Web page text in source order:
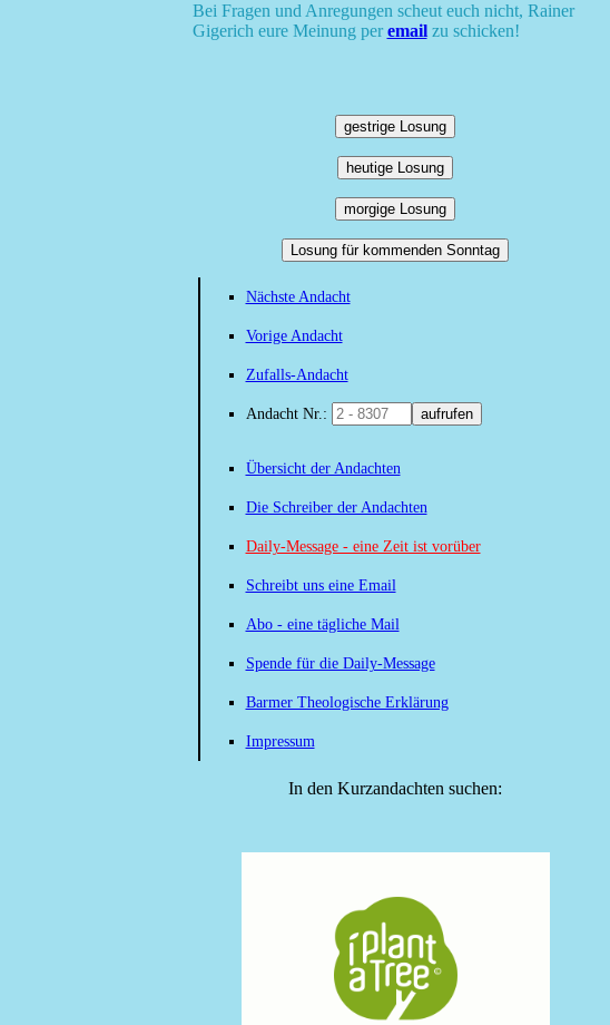
Bei Fragen und Anregungen scheut euch nicht, Rainer
Gigerich eure Meinung peremailzu schicken!
gestrige Losung
heutige Losung
morgige Losung
Losung für kommenden Sonntag
Nächste Andacht
Vorige Andacht
Zufalls-Andacht
Andacht Nr.: aufrufen
Übersicht der Andachten
Die Schreiber der Andachten
Daily-Message - eine Zeit ist vorüber
Schreibt uns eine Email
Abo - eine tägliche Mail
Spende für die Daily-Message
Barmer Theologische Erklärung
Impressum
In den Kurzandachten suchen: